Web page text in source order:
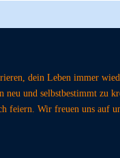
dein Leben immer
neu und selbstbestimmt zu
feiern. Wir freuen uns auf